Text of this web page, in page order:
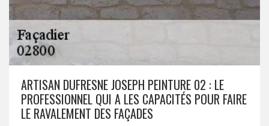
ARTISAN DUFRESNE JOSEPH PEINTURE 02 : LE
PROFESSIONNEL QUI A LES CAPACITÉS POUR FAIRE
LE RAVALEMENT DES FAÇADES